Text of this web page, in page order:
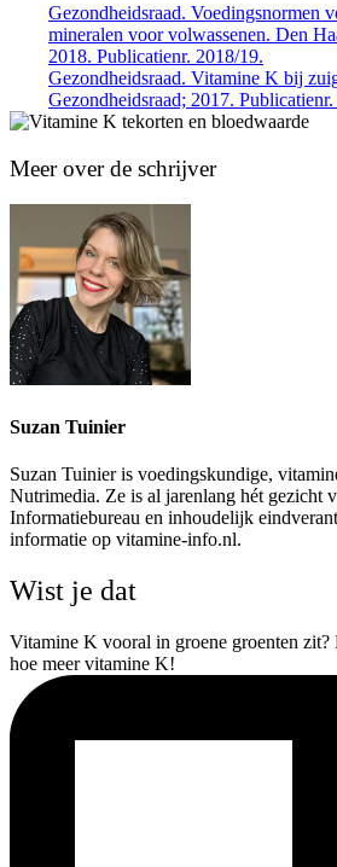
Gezondheidsraad. Voedingsnormen
mineralen voor volwassenen. Den
2018. Publicatienr. 2018/19.
Gezondheidsraad. Vitamine K bij
Gezondheidsraad; 2017.
Meer over de schrijver
Suzan Tuinier
Suzan Tuinier is voedingskundige,
Nutrimedia. Ze is al jarenlang hét gezicht
Informatiebureau en inhoudelijk
informatie op vitamine-info.nl.
Wist je dat
Vitamine K vooral in groene groenten zit?
hoe meer vitamine K!